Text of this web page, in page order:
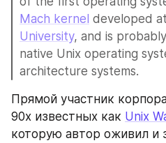
Mach kernel developed at
University, and is
native Unix operating
architecture systems.
Прямой участник
90х известных как Unix
которую автор оживил и